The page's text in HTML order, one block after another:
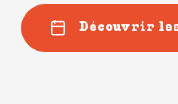
Découvrir